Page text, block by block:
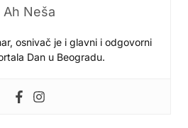
Ah Neša
osnivač je i glavni i odgovorni
Dan u Beogradu.